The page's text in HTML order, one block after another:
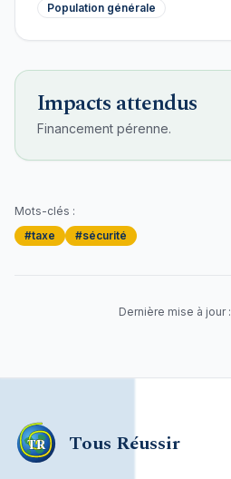
Population générale
Impacts attendus
Financement pérenne.
Mots-clés :
#taxe #sécurité
Dernière mise à jour :
TR Tous Réussir